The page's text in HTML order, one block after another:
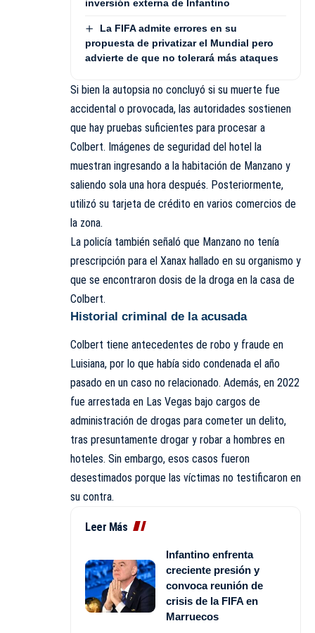
inversión externa de Infantino
La FIFA admite errores en su
propuesta de privatizar el Mundial pero
advierte de que no tolerará más ataques
Si bien la autopsia no concluyó si su muerte fue
accidental o provocada, las autoridades sostienen
que hay pruebas suficientes para procesar a
Colbert. Imágenes de seguridad del hotel la
muestran ingresando a la habitación de Manzano y
saliendo sola una hora después. Posteriormente,
utilizó su tarjeta de crédito en varios comercios de
la zona.
La policía también señaló que Manzano no tenía
prescripción para el Xanax hallado en su organismo y
que se encontraron dosis de la droga en la casa de
Colbert.
Historial criminal de la acusada
Colbert tiene antecedentes de robo y fraude en
Luisiana, por lo que había sido condenada el año
pasado en un caso no relacionado. Además, en 2022
fue arrestada en Las Vegas bajo cargos de
administración de drogas para cometer un delito,
tras presuntamente drogar y robar a hombres en
hoteles. Sin embargo, esos casos fueron
desestimados porque las víctimas no testificaron en
su contra.
Leer Más
Infantino enfrenta
creciente presión y
convoca reunión de
crisis de la FIFA en
Marruecos